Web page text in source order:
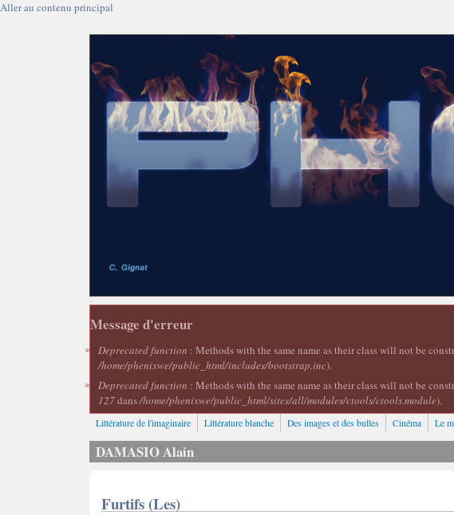
Aller au contenu principal
Message d'erreur
Deprecated function : Methods with the same name as their class will not be
/home/phenixwe/public_html/includes/bootstrap.inc).
Deprecated function : Methods with the same name as their class will not be
127dans/home/phenixwe/public_html/sites/all/modules/ctools/ctools.module).
Littérature de l'imaginaire Littérature blanche Des images et des bulles Cinéma Le
DAMASIO Alain
Furtifs (Les)